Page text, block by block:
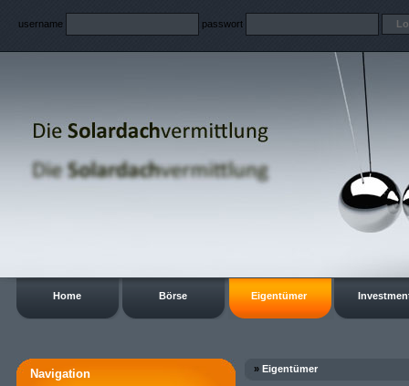
username passwort
Home Börse Eigentümer
Navigation » Eigentümer